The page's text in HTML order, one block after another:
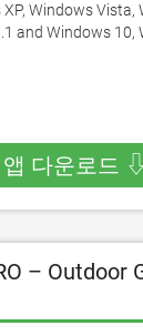
Windows Vista,
and Windows 10,
앱 다운로드 ⇩
– Outdoor